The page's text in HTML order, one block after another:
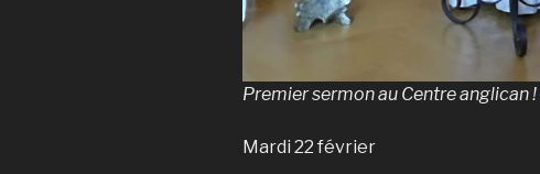
Premier sermon au Centre anglican !
Mardi 22 février